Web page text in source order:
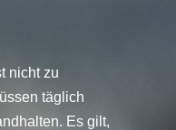
nicht zu
täglich
Es gilt,